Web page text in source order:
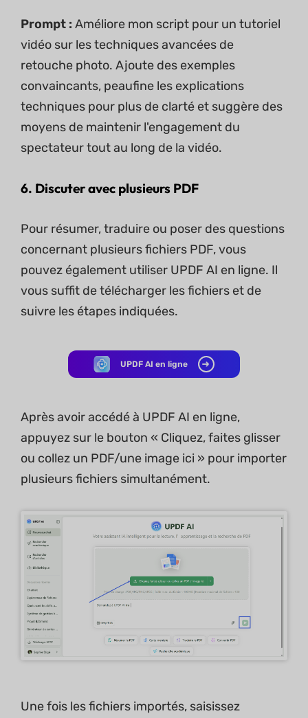
Prompt : Améliore mon script pour un tutoriel
vidéo sur les techniques avancées de
retouche photo. Ajoute des exemples
convaincants, peaufine les explications
techniques pour plus de clarté et suggère des
moyens de maintenir l'engagement du
spectateur tout au long de la vidéo.
6. Discuter avec plusieurs PDF
Pour résumer, traduire ou poser des questions
concernant plusieurs fichiers PDF, vous
pouvez également utiliser UPDF AI en ligne. Il
vous suffit de télécharger les fichiers et de
suivre les étapes indiquées.
UPDF AI en ligne
Après avoir accédé à UPDF AI en ligne,
appuyez sur le bouton « Cliquez, faites glisser
ou collez un PDF/une image ici » pour importer
plusieurs fichiers simultanément.
Une fois les fichiers importés, saisissez